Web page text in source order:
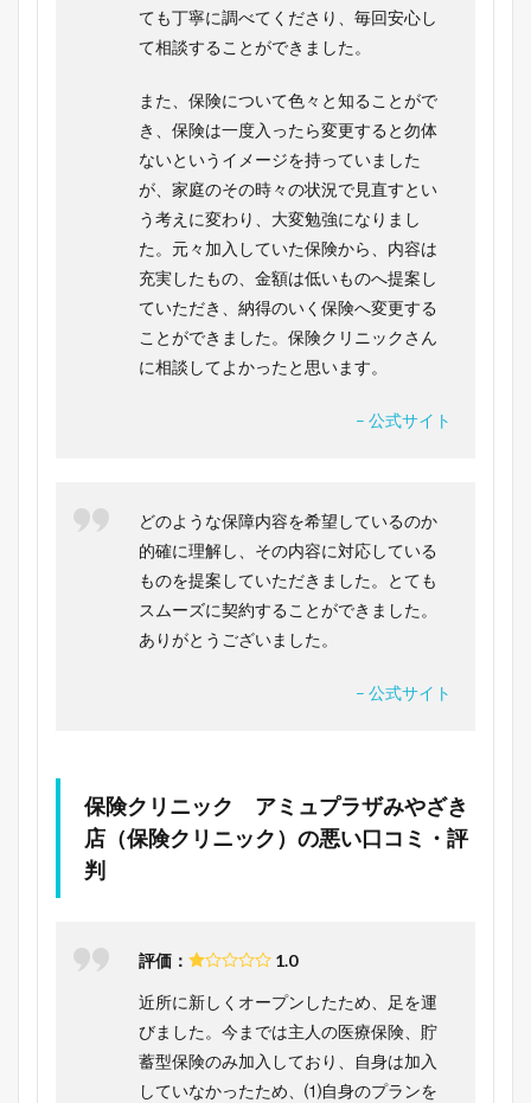
ても丁寧に調べてくださり、毎回安心し
て相談することができました。
また、保険について色々と知ることがで
き、保険は一度入ったら変更すると勿体
ないというイメージを持っていました
が、家庭のその時々の状況で見直すとい
う考えに変わり、大変勉強になりまし
た。元々加入していた保険から、内容は
充実したもの、金額は低いものへ提案し
ていただき、納得のいく保険へ変更する
ことができました。保険クリニックさん
に相談してよかったと思います。
– 公式サイト
どのような保障内容を希望しているのか
的確に理解し、その内容に対応している
ものを提案していただきました。とても
スムーズに契約することができました。
ありがとうございました。
– 公式サイト
保険クリニック アミュプラザみやざき
店（保険クリニック）の悪い口コミ・評
判
評価： 1.0
近所に新しくオープンしたため、足を運
びました。今までは主人の医療保険、貯
蓄型保険のみ加入しており、自身は加入
していなかったため、⑴自身のプランを